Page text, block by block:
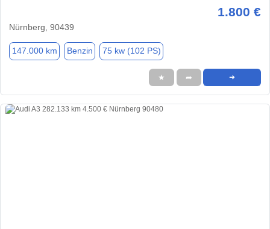
1.800 €
Nürnberg, 90439
147.000 km Benzin 75 kw (102 PS)
★ ➦ ➜